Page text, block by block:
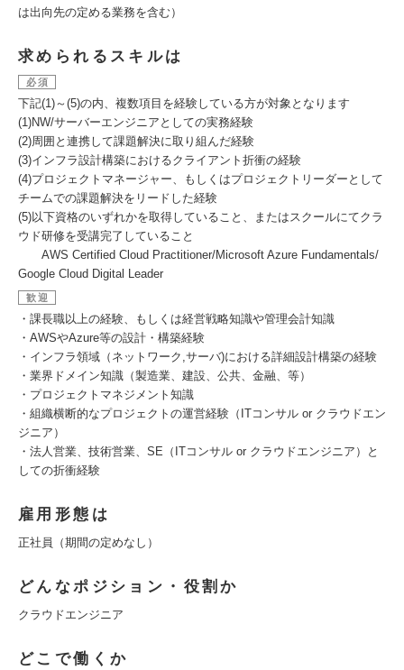
は出向先の定める業務を含む）
求められるスキルは
必須
下記(1)～(5)の内、複数項目を経験している方が対象となります
(1)NW/サーバーエンジニアとしての実務経験
(2)周囲と連携して課題解決に取り組んだ経験
(3)インフラ設計構築におけるクライアント折衝の経験
(4)プロジェクトマネージャー、もしくはプロジェクトリーダーとして
チームでの課題解決をリードした経験
(5)以下資格のいずれかを取得していること、またはスクールにてクラ
ウド研修を受講完了していること
AWS Certified Cloud Practitioner/Microsoft Azure Fundamentals/
Google Cloud Digital Leader
歓迎
・課長職以上の経験、もしくは経営戦略知識や管理会計知識
・AWSやAzure等の設計・構築経験
・インフラ領域（ネットワーク,サーバ)における詳細設計構築の経験
・業界ドメイン知識（製造業、建設、公共、金融、等）
・プロジェクトマネジメント知識
・組織横断的なプロジェクトの運営経験（ITコンサル or クラウドエン
ジニア）
・法人営業、技術営業、SE（ITコンサル or クラウドエンジニア）と
しての折衝経験
雇用形態は
正社員（期間の定めなし）
どんなポジション・役割か
クラウドエンジニア
どこで働くか